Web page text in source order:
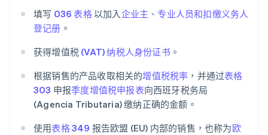
填写 036 表格以加入企业主、专业人员和扣缴义务人
登记册 。
获得增值税 (VAT) 纳税人身份证书 。
根据销售的产品收取相关的增值税税率 ，并通过表格
303 申报季度增值税申报表向西班牙税务局
(Agencia Tributaria) 缴纳正确的金额。
使用表格 349 报告欧盟 (EU) 内部的销售，也称为欧